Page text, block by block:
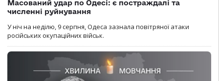
Масований удар по Одесі: є постраждалі та
численні руйнування
У ніч на неділю, 9 серпня, Одеса зазнала повітряної атаки
російських окупаційних військ.